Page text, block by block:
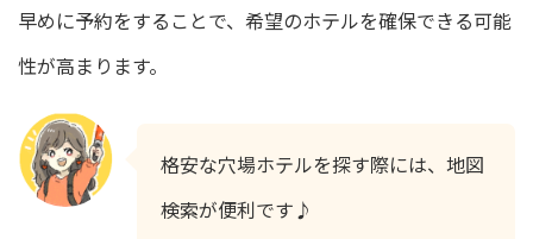
早めに予約をすることで、希望のホテルを確保できる可能
性が高まります。
格安な穴場ホテルを探す際には、地図
検索が便利です♪